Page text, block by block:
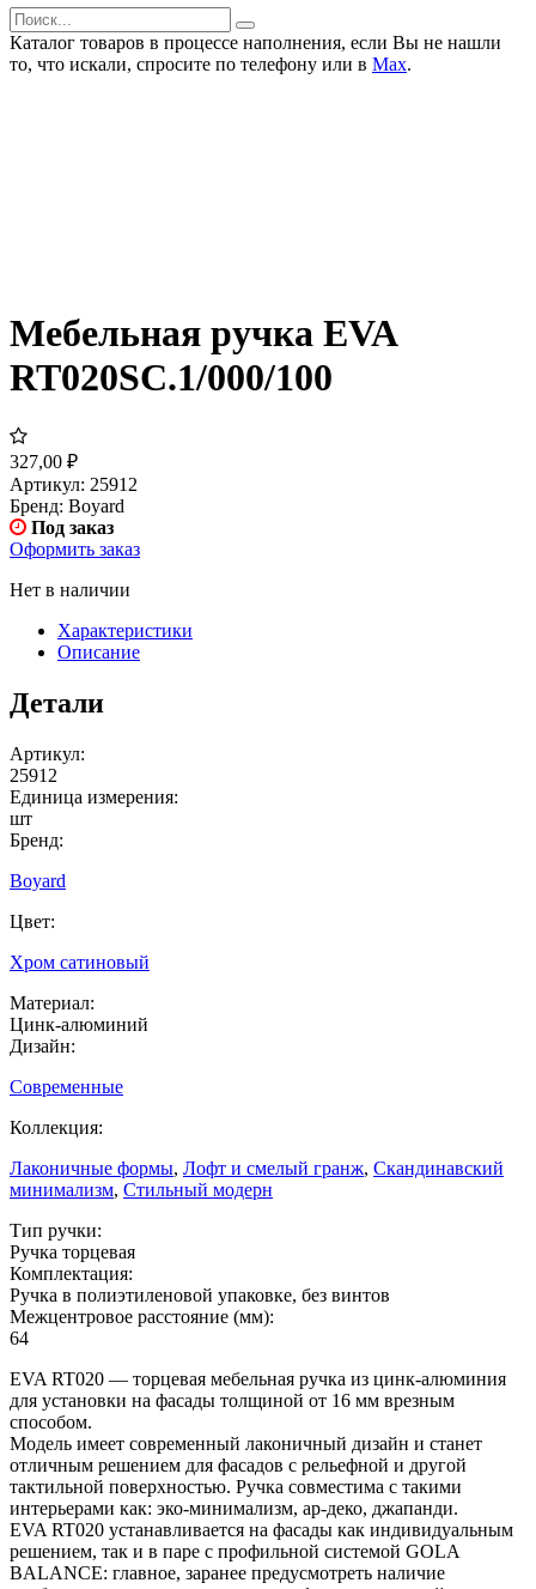
Каталог товаров в процессе наполнения, если Вы не нашли
то, что искали, спросите по телефону или в Мах.
Мебельная ручка EVA
RT020SC.1/000/100
327,00 ₽
Артикул: 25912
Бренд: Boyard
Под заказ
Оформить заказ
Нет в наличии
Характеристики
Описание
Детали
Артикул:
25912
Единица измерения:
шт
Бренд:
Boyard
Цвет:
Хром сатиновый
Материал:
Цинк-алюминий
Дизайн:
Современные
Коллекция:
Лаконичные формы, Лофт и смелый гранж, Скандинавский
минимализм, Стильный модерн
Тип ручки:
Ручка торцевая
Комплектация:
Ручка в полиэтиленовой упаковке, без винтов
Межцентровое расстояние (мм):
64
EVA RT020 — торцевая мебельная ручка из цинк-алюминия
для установки на фасады толщиной от 16 мм врезным
способом.
Модель имеет современный лаконичный дизайн и станет
отличным решением для фасадов с рельефной и другой
тактильной поверхностью. Ручка совместима с такими
интерьерами как: эко-минимализм, ар-деко, джапанди.
EVA RT020 устанавливается на фасады как индивидуальным
решением, так и в паре с профильной системой GOLA
BALANCE: главное, заранее предусмотреть наличие